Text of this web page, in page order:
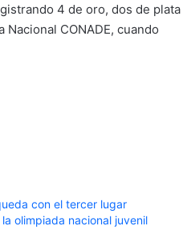
4 de oro, dos de plata
CONADE, cuando
con el tercer lugar
olimpiada nacional juvenil